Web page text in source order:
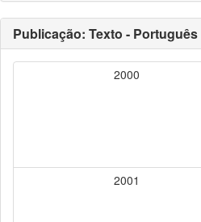
Publicação: Texto - Português
2000
2001